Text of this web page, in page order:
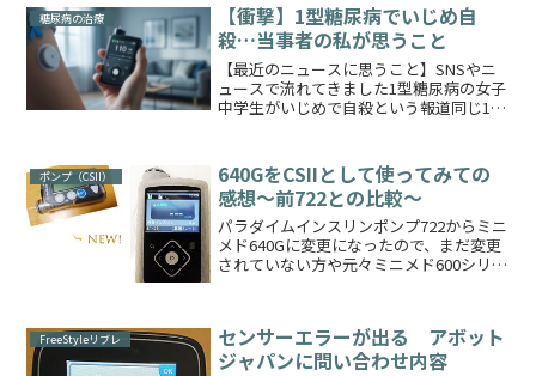
糖尿病の治療
【衝撃】1型糖尿病でいじめ自
殺…当事者の私が思うこと
【最近のニュースに思うこと】SNSやニ
ュースで流れてきました1型糖尿病の女子
中学生がいじめで自殺という報道同じ1型
度も針を刺して必死に血糖値を管理して
それだけで精神を削...
ポンプ（CSII）
640GをCSIIとして使ってみての
感想～前722との比較～
パラダイムインスリンポンプ722からミニ
メド640Gに変更になったので、まだ変更
されていない方や元々ミニメド600シリー
事は64...
FreeStyleリブレ
センサーエラーが出る アボット
ジャパンに問い合わせ内容